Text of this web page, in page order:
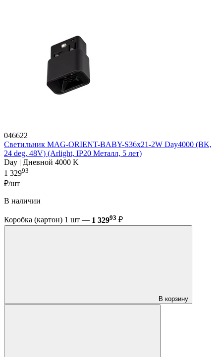
046622
Светильник MAG-ORIENT-BABY-S36x21-2W Day4000 (BK,
24 deg, 48V) (Arlight, IP20 Металл, 5 лет)
Day | Дневной 4000 K
1 32993
₽/шт
В наличии
Коробка (картон) 1 шт — 1 32993 ₽
В корзину